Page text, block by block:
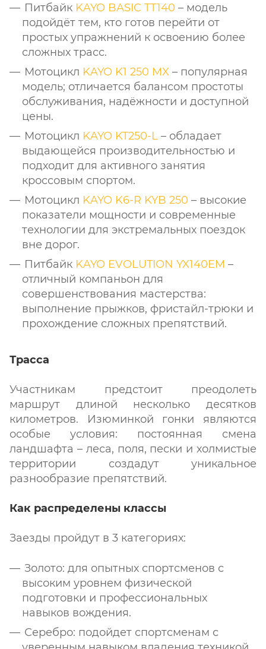
Питбайк KAYO BASIC TT140 – модель
подойдёт тем, кто готов перейти от
простых упражнений к освоению более
сложных трасс.
Мотоцикл KAYO K1 250 MX – популярная
модель; отличается балансом простоты
обслуживания, надёжности и доступной
цены.
Мотоцикл KAYO KT250-L – обладает
выдающейся производительностью и
подходит для активного занятия
кроссовым спортом.
Мотоцикл KAYO K6-R KYB 250 – высокие
показатели мощности и современные
технологии для экстремальных поездок
вне дорог.
Питбайк KAYO EVOLUTION YX140EM –
отличный компаньон для
совершенствования мастерства:
выполнение прыжков, фристайл-трюки и
прохождение сложных препятствий.
Трасса
Участникам предстоит преодолеть
маршрут длиной несколько десятков
километров. Изюминкой гонки являются
особые условия: постоянная смена
ландшафта – леса, поля, пески и холмистые
территории создадут уникальное
разнообразие препятствий.
Как распределены классы
Заезды пройдут в 3 категориях:
Золото: для опытных спортсменов с
высоким уровнем физической
подготовки и профессиональных
навыков вождения.
Серебро: подойдет спортсменам с